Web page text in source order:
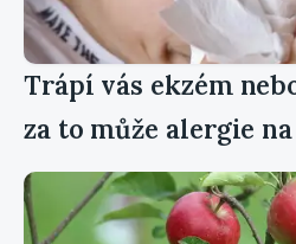
Trápí vás ekzém
za to může alergie